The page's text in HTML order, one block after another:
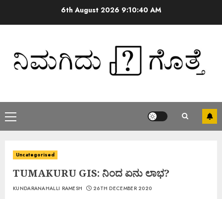
6th August 2026 9:10:40 AM
Uncategorised
TUMAKURU GIS: ನಿಂದ ಏನು ಲಾಭ?
KUNDARANAHALLI RAMESH 26TH DECEMBER 2020